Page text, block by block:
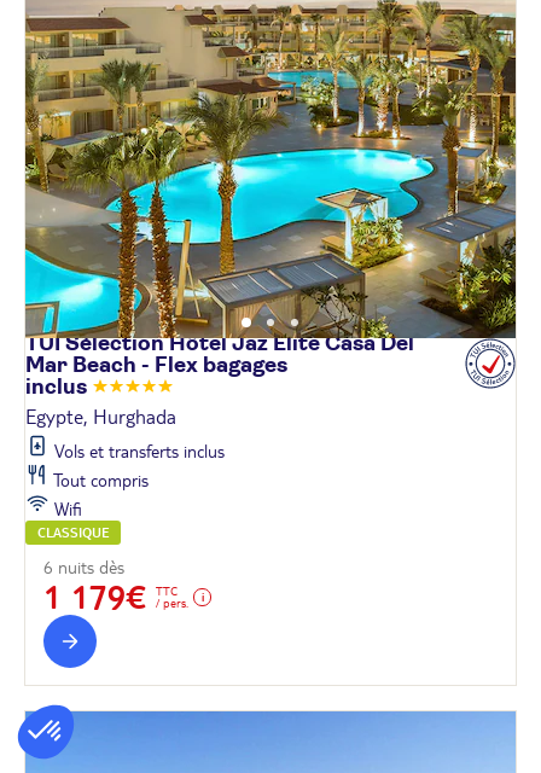
TUI Sélection Hôtel Jaz Elite Casa Del
Mar Beach - Flex bagages
inclus
Egypte, Hurghada
Vols et transferts inclus
Tout compris
Wifi
CLASSIQUE
6 nuits dès
1 179€
TTC
/ pers.